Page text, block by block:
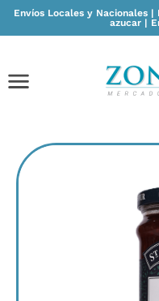
Envíos Locales y Nacionales
azucar |